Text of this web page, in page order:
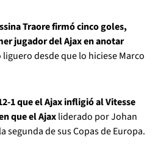
Traore firmó cinco goles,
jugador del Ajax en anotar
desde que lo hiciese Marco
1 que el Ajax infligió al Vitesse
que el Ajaxliderado por Johan
segunda de sus Copas de Europa.